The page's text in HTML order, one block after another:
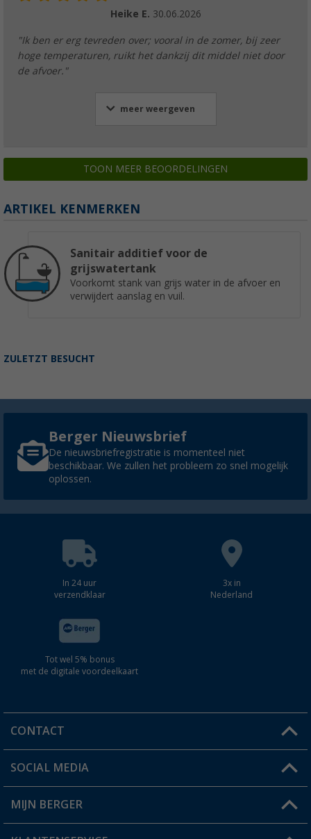
Heike E. 30.06.2026
"Ik ben er erg tevreden over; vooral in de zomer, bij zeer
hoge temperaturen, ruikt het dankzij dit middel niet door
de afvoer."
meer weergeven
TOON MEER BEOORDELINGEN
ARTIKEL KENMERKEN
Sanitair additief voor de
grijswatertank
Voorkomt stank van grijs water in de afvoer en
verwijdert aanslag en vuil.
ZULETZT BESUCHT
Berger Nieuwsbrief
De nieuwsbriefregistratie is momenteel niet
beschikbaar. We zullen het probleem zo snel mogelijk
oplossen.
In 24 uur
verzendklaar
3x in
Nederland
Tot wel 5% bonus
met de digitale voordeelkaart
CONTACT
Een vraag?
Winkel vinden
SOCIAL MEDIA
MIJN BERGER